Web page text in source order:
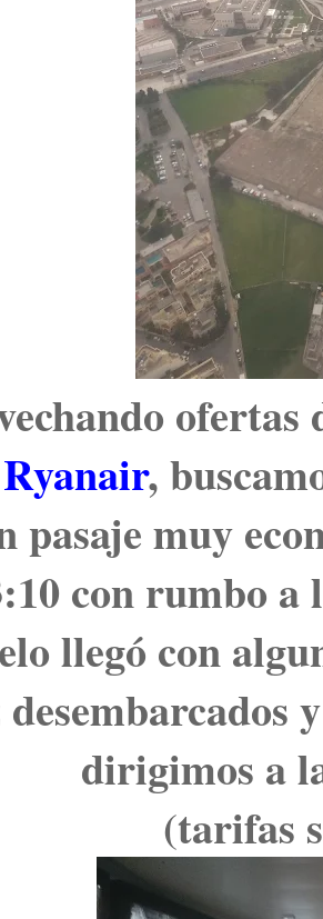
ofertas
Ryanair,
pasaje muy
con rumbo a
llegó con
desembarcados
dirigimos a
(tarifas